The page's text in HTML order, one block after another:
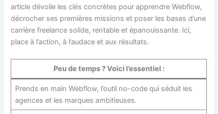
article dévoile les clés concrètes pour apprendre Webflow,
décrocher ses premières missions et poser les bases d’une
carrière freelance solide, rentable et épanouissante. Ici,
place à l’action, à l’audace et aux résultats.
Peu de temps ? Voici l’essentiel :
Prends en main Webflow, l’outil no-code qui séduit les
agences et les marques ambitieuses.